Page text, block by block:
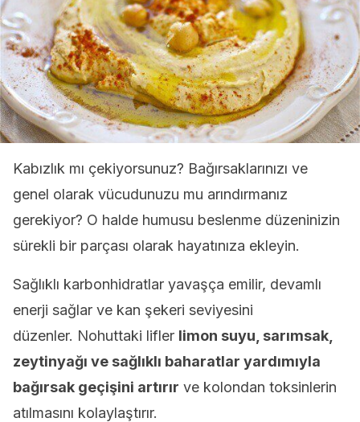
Kabızlık mı çekiyorsunuz? Bağırsaklarınızı ve
genel olarak vücudunuzu mu arındırmanız
gerekiyor? O halde humusu beslenme düzeninizin
sürekli bir parçası olarak hayatınıza ekleyin.
Sağlıklı karbonhidratlar yavaşça emilir, devamlı
enerji sağlar ve kan şekeri seviyesini
düzenler. Nohuttaki lifler limon suyu, sarımsak,
zeytinyağı ve sağlıklı baharatlar yardımıyla
bağırsak geçişini artırır ve kolondan toksinlerin
atılmasını kolaylaştırır.